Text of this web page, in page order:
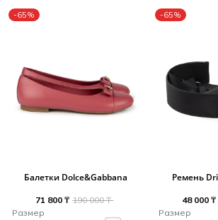
-65%
Балетки Dolce&Gabbana
71 800 ₸ 190 000 ₸
Размер
-65%
Ремень
48 000 ₸
Размер